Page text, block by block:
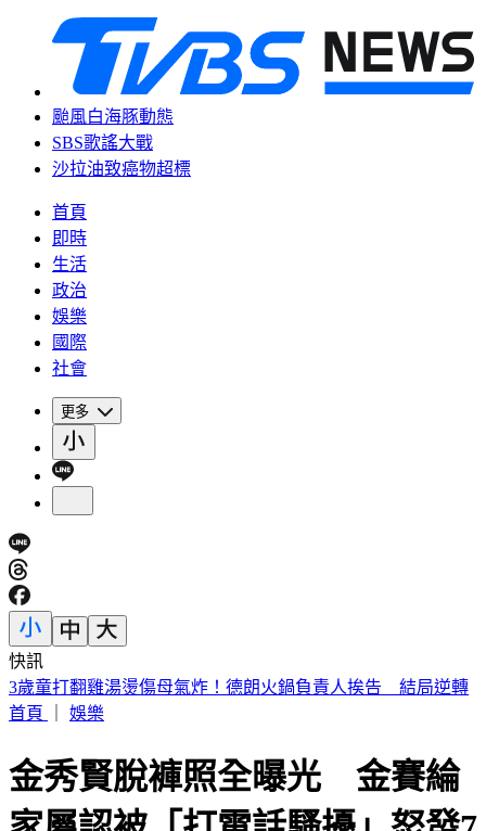
颱風白海豚動態
SBS歌謠大戰
沙拉油致癌物超標
首頁
即時
生活
政治
娛樂
國際
社會
更多
快訊
注意！淡江大橋首納入漢光演習「今晚8時起封橋」 交管一
次看
金秀賢脫褲照全曝光 金賽綸